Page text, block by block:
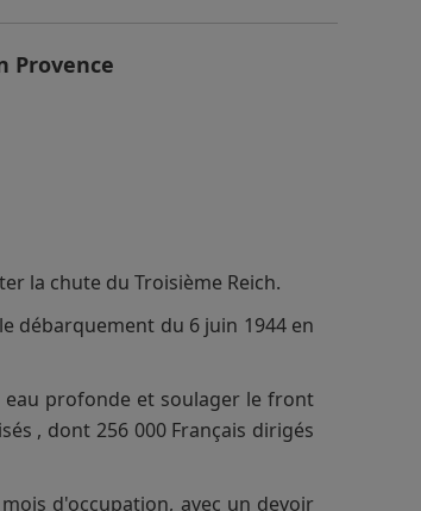
Provence
la chute du Troisième Reich.
débarquement du 6 juin 1944 en
eau profonde et soulager le front
, dont 256 000 Français dirigés
d'occupation, avec un devoir